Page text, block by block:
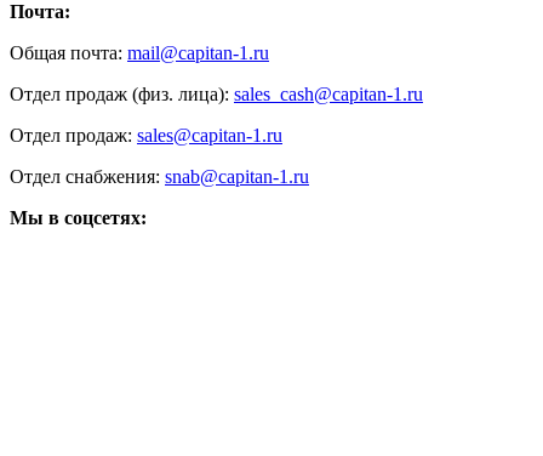
Почта:
Общая почта: mail@capitan-1.ru
Отдел продаж (физ. лица): sales_cash@capitan-1.ru
Отдел продаж: sales@capitan-1.ru
Отдел снабжения: snab@capitan-1.ru
Мы в соцсетях: